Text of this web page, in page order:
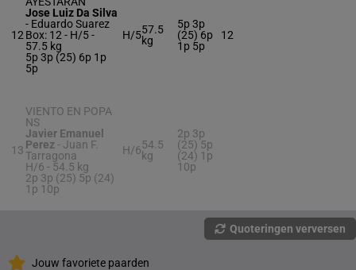
12
Jose Luiz Da Silva
- Eduardo Suarez
Box: 12 - H/5 -
57.5 kg
5p 3p (25) 6p 1p
5p
H/557.5
kg
5p 3p
(25) 6p
1p 5p
12
13
VIENTO EN POPA
NS
Javier Emanuel
Perez - Juan F.
Tarragona
H/6 - 54.5 kg
2p 3p (25) 5p (24)
1p 10p
H/654.5
kg
2p 3p
(25) 5p
(24) 1p
10p
Quoteringen verversen
Jouw favoriete paarden